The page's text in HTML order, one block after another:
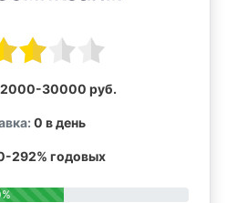
2000-30000 руб.
0 в день
292% годовых